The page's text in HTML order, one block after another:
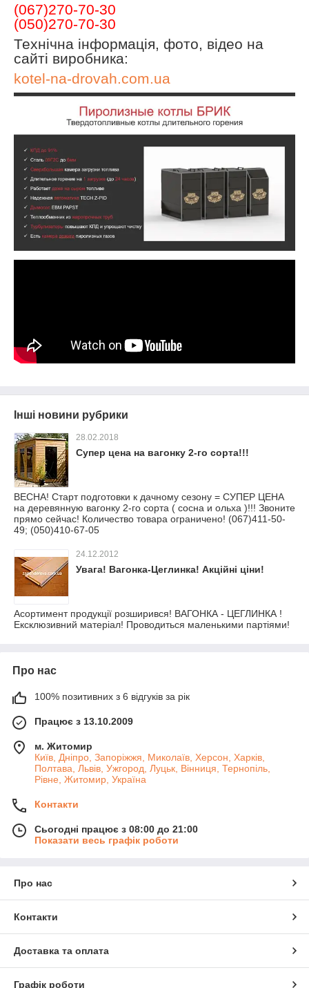
(067)270-70-30
(050)270-70-30
Технічна інформація, фото, відео на
сайті виробника:
kotel-na-drovah.com.ua
Інші новини рубрики
28.02.2018
Супер цена на вагонку 2-го сорта!!!
ВЕСНА! Старт подготовки к дачному сезону = СУПЕР ЦЕНА
на деревянную вагонку 2-го сорта ( сосна и ольха )!!! Звоните
прямо сейчас! Количество товара ограничено! (067)411-50-
49; (050)410-67-05
24.12.2012
Увага! Вагонка-Цеглинка! Акційні ціни!
Асортимент продукції розширився! ВАГОНКА - ЦЕГЛИНКА !
Ексклюзивний матеріал! Проводиться маленькими партіями!
Про нас
100% позитивних з 6 відгуків за рік
Працює з 13.10.2009
м. Житомир
Київ, Дніпро, Запоріжжя, Миколаїв, Херсон, Харків,
Полтава, Львів, Ужгород, Луцьк, Вінниця, Тернопіль,
Рівне, Житомир, Україна
Контакти
Сьогодні працює з 08:00 до 21:00
Показати весь графік роботи
Про нас
Контакти
Доставка та оплата
Графік роботи